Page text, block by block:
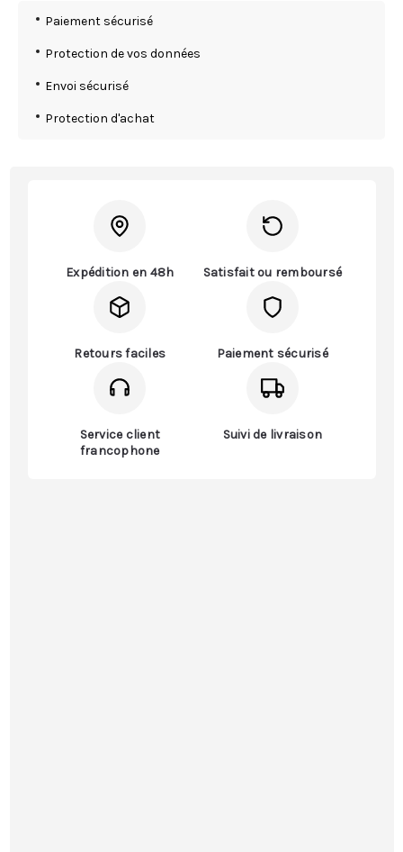
Paiement sécurisé
Protection de vos données
Envoi sécurisé
Protection d'achat
Expédition en 48h Satisfait ou remboursé
Retours faciles Paiement sécurisé
Service client
francophone
Suivi de livraison